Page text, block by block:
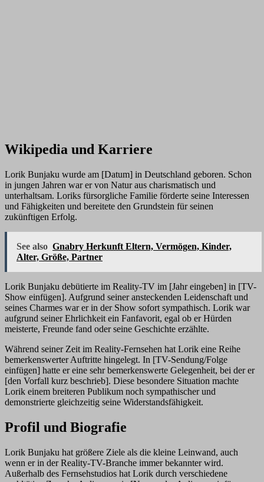
Wikipedia und Karriere
Lorik Bunjaku wurde am [Datum] in Deutschland geboren. Schon
in jungen Jahren war er von Natur aus charismatisch und
unterhaltsam. Loriks fürsorgliche Familie förderte seine Interessen
und Fähigkeiten und bereitete den Grundstein für seinen
zukünftigen Erfolg.
See also Gnabry Herkunft Eltern, Vermögen, Kinder,
Alter, Größe, Partner
Lorik Bunjaku debütierte im Reality-TV im [Jahr eingeben] in [TV-
Show einfügen]. Aufgrund seiner ansteckenden Leidenschaft und
seines Charmes war er in der Show sofort sympathisch. Lorik war
aufgrund seiner Ehrlichkeit ein Fanfavorit, egal ob er Hürden
meisterte, Freunde fand oder seine Geschichte erzählte.
Während seiner Zeit im Reality-Fernsehen hat Lorik eine Reihe
bemerkenswerter Auftritte hingelegt. In [TV-Sendung/Folge
einfügen] hatte er eine sehr bemerkenswerte Gelegenheit, bei der er
[den Vorfall kurz beschrieb]. Diese besondere Situation machte
Lorik einem breiteren Publikum noch sympathischer und
demonstrierte gleichzeitig seine Widerstandsfähigkeit.
Profil und Biografie
Lorik Bunjaku hat größere Ziele als die kleine Leinwand, auch
wenn er in der Reality-TV-Branche immer bekannter wird.
Außerhalb des Fernsehstudios hat Lorik durch verschiedene